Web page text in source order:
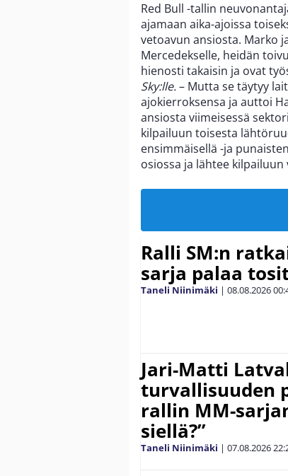
Red Bull -tallin
ajamaan aika-ajoissa
vetoavun ansiosta. Marko
Mercedekselle, heidän
hienosti takaisin ja ovat
Sky:lle.– Mutta se täytyy
ajokierroksensa ja auttoi
ansiosta viimeisessä
kilpailuun toisesta
ensimmäisellä -ja
osiossa ja lähtee
Ralli SM:n
sarja palaa
Taneli Niinimäki | 08.08.2026
Jari-Matti
turvallisuuden
rallin MM-
siellä?”
Taneli Niinimäki | 07.08.2026